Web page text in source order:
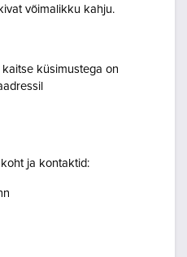
võimalikku kahju.
küsimustega on
ja kontaktid: